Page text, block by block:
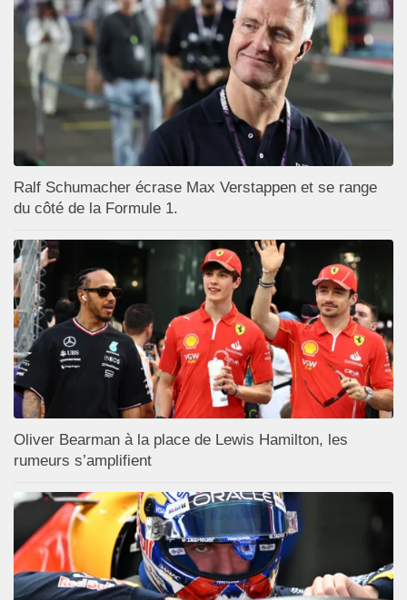
Ralf Schumacher écrase Max Verstappen et se range
du côté de la Formule 1.
Oliver Bearman à la place de Lewis Hamilton, les
rumeurs s’amplifient